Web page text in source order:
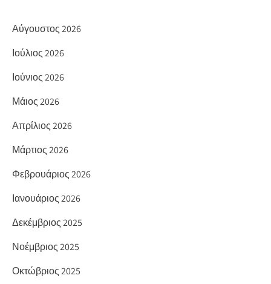
Αύγουστος 2026
Ιούλιος 2026
Ιούνιος 2026
Μάιος 2026
Απρίλιος 2026
Μάρτιος 2026
Φεβρουάριος 2026
Ιανουάριος 2026
Δεκέμβριος 2025
Νοέμβριος 2025
Οκτώβριος 2025